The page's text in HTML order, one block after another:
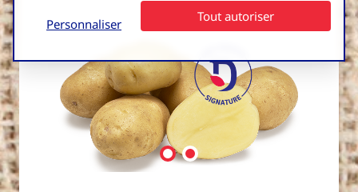
Personnaliser Tout autoriser